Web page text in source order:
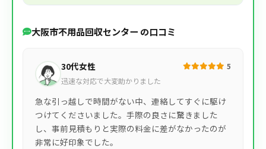
大阪市不用品回収センター の口コミ
30代女性
迅速な対応で大変助かりました
5
急な引っ越しで時間がない中、連絡してすぐに駆け
つけてくださいました。手際の良さに驚きました
し、事前見積もりと実際の料金に差がなかったのが
非常に好印象でした。